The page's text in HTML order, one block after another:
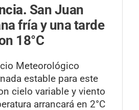
San Juan
fría y una tarde
18°C
Meteorológico
estable para este
cielo variable y viento
arrancará en 2°C